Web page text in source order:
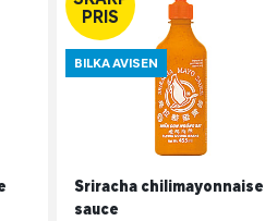
PRIS
BILKA AVISEN
Sriracha chilimayonnaise
sauce